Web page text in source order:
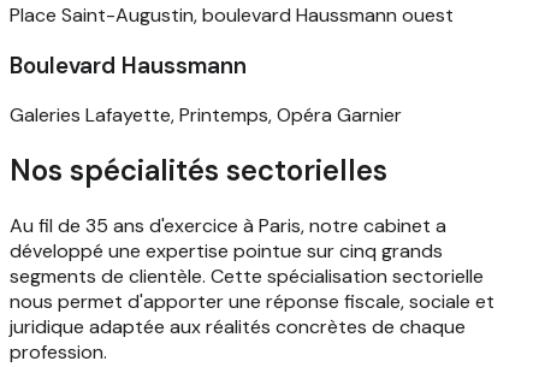
Place Saint-Augustin, boulevard Haussmann ouest
Boulevard Haussmann
Galeries Lafayette, Printemps, Opéra Garnier
Nos spécialités sectorielles
Au fil de 35 ans d'exercice à Paris, notre cabinet a
développé une expertise pointue sur cinq grands
segments de clientèle. Cette spécialisation sectorielle
nous permet d'apporter une réponse fiscale, sociale et
juridique adaptée aux réalités concrètes de chaque
profession.